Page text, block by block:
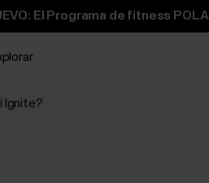
El Programa de fitness
Ignite?